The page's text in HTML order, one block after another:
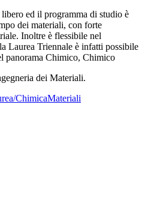
ed il programma di studio è
dei materiali, con forte
Inoltre è flessibile nel
Laurea Triennale è infatti possibile
panorama Chimico, Chimico
dei Materiali.
ChimicaMateriali